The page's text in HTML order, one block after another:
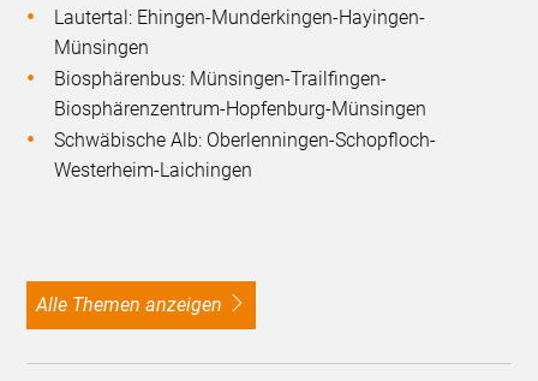
Lautertal: Ehingen-Munderkingen-Hayingen-
Münsingen
Biosphärenbus: Münsingen-Trailfingen-
Biosphärenzentrum-Hopfenburg-Münsingen
Schwäbische Alb: Oberlenningen-Schopfloch-
Westerheim-Laichingen
alle Themen anzeigen